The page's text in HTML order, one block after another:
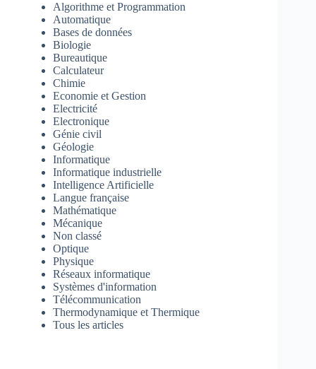
Algorithme et Programmation
Automatique
Bases de données
Biologie
Bureautique
Calculateur
Chimie
Economie et Gestion
Electricité
Electronique
Génie civil
Géologie
Informatique
Informatique industrielle
Intelligence Artificielle
Langue française
Mathématique
Mécanique
Non classé
Optique
Physique
Réseaux informatique
Systèmes d'information
Télécommunication
Thermodynamique et Thermique
Tous les articles